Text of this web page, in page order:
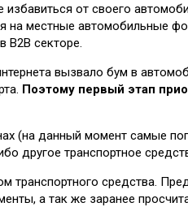
избавиться от своего
на местные автомобильные
B2B секторе.
вызвало бум в
Поэтому первый этап
(на данный момент самые
другое транспортное
транспортного средства.
а так же заранее